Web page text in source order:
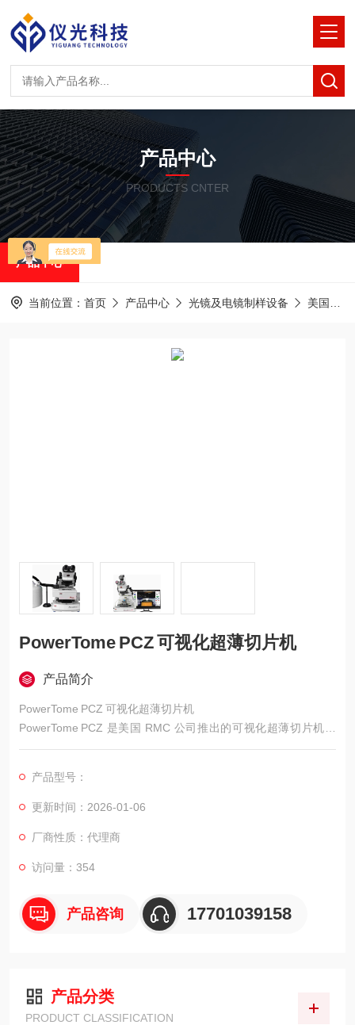
产品中心
PRODUCTS CNTER
产品中心
当前位置： 首页 产品中心 光镜及电镜制样设备 美国RMC半薄&超薄切片机
PowerTome PCZ 可视化超薄切片机
产品简介
PowerTome PCZ 可视化超薄切片机
PowerTome PCZ 是美国 RMC 公司推出的可视化超薄切片机，
专为材料科学、半导体、光学薄膜等领域的微观结构分析而设
的厚度范围内实现精准切片，满足从粗切到精细切片的全流程需
求。
产品型号：
更新时间：2026-01-06
厂商性质：代理商
访问量：354
产品咨询 17701039158
产品分类
PRODUCT CLASSIFICATION